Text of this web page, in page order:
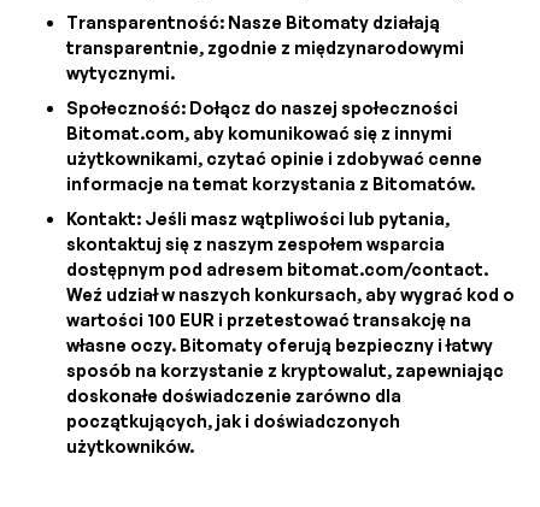
Transparentność: Nasze Bitomaty działają
transparentnie, zgodnie z międzynarodowymi
wytycznymi.
Społeczność: Dołącz do naszej społeczności
Bitomat.com, aby komunikować się z innymi
użytkownikami, czytać opinie i zdobywać cenne
informacje na temat korzystania z Bitomatów.
Kontakt: Jeśli masz wątpliwości lub pytania,
skontaktuj się z naszym zespołem wsparcia
dostępnym pod adresem bitomat.com/contact.
Weź udział w naszych konkursach, aby wygrać kod o
wartości 100 EUR i przetestować transakcję na
własne oczy. Bitomaty oferują bezpieczny i łatwy
sposób na korzystanie z kryptowalut, zapewniając
doskonałe doświadczenie zarówno dla
początkujących, jak i doświadczonych
użytkowników.